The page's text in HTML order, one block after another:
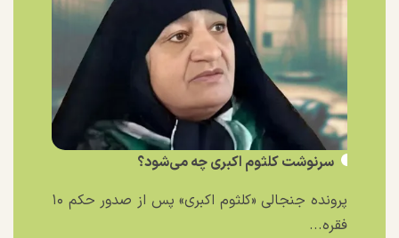
سرنوشت کلثوم اکبری چه می‌شود؟
پرونده جنجالی «کلثوم اکبری» پس از صدور حکم ۱۰
فقره...